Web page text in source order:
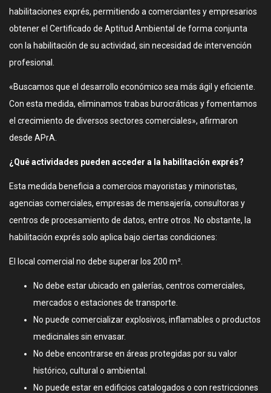
habilitaciones exprés, permitiendo a comerciantes y empresarios
obtener el Certificado de Aptitud Ambiental de forma conjunta
con la habilitación de su actividad, sin necesidad de intervención
profesional.
«Buscamos que el desarrollo económico sea más ágil y eficiente.
Con esta medida, eliminamos trabas burocráticas y fomentamos
el crecimiento de diversos sectores comerciales», afirmaron
desde APrA.
¿Qué actividades pueden acceder a la habilitación exprés?
Esta medida beneficia a comercios mayoristas y minoristas,
agencias comerciales, empresas de mensajería, consultoras y
centros de procesamiento de datos, entre otros. No obstante, la
habilitación exprés solo aplica bajo ciertas condiciones:
El local comercial no debe superar los 200 m².
No debe estar ubicado en galerías, centros comerciales,
mercados o estaciones de transporte.
No puede comercializar explosivos, inflamables o productos
medicinales sin envasar.
No debe encontrarse en áreas protegidas por su valor
histórico, cultural o ambiental.
No puede estar en edificios catalogados o con restricciones